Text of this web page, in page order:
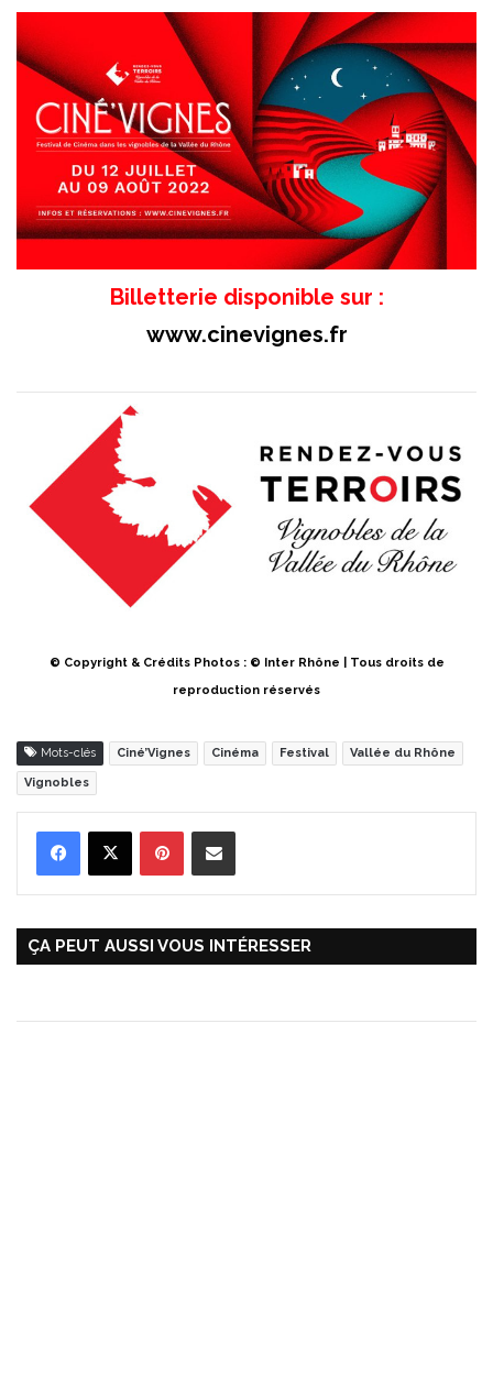
Billetterie disponible sur :
www.cinevignes.fr
© Copyright & Crédits Photos : © Inter Rhône | Tous droits de
reproduction réservés
Mots-clés Ciné’Vignes Cinéma Festival Vallée du Rhône
Vignobles
ÇA PEUT AUSSI VOUS INTÉRESSER